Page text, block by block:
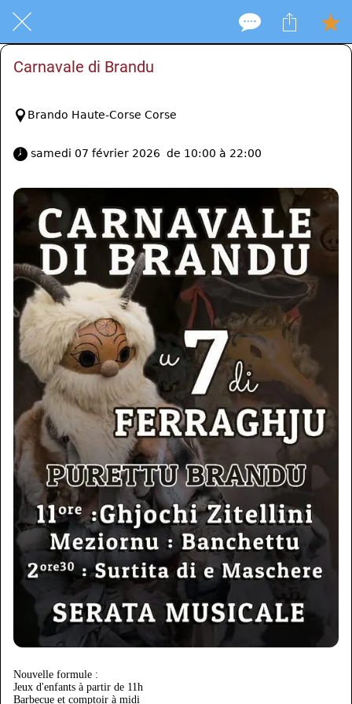
Carnavale di Brandu
Brando Haute-Corse Corse
samedi 07 février 2026  de 10:00 à 22:00
Nouvelle formule :
Jeux d'enfants à partir de 11h
Barbecue et comptoir à midi